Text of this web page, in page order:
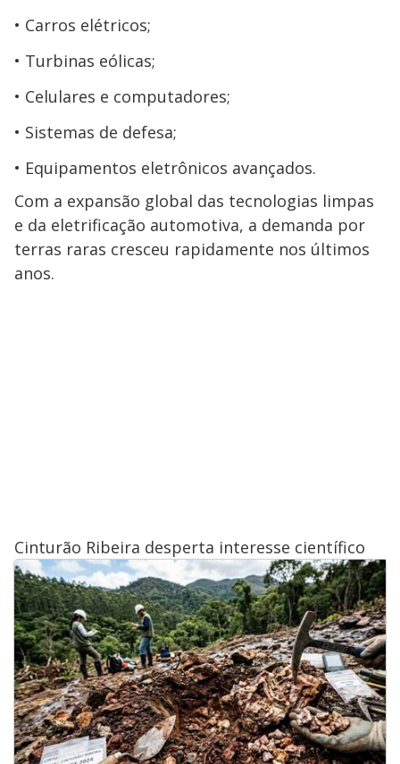
Carros elétricos;
Turbinas eólicas;
Celulares e computadores;
Sistemas de defesa;
Equipamentos eletrônicos avançados.
Com a expansão global das tecnologias limpas
e da eletrificação automotiva, a demanda por
terras raras cresceu rapidamente nos últimos
anos.
Cinturão Ribeira desperta interesse científico